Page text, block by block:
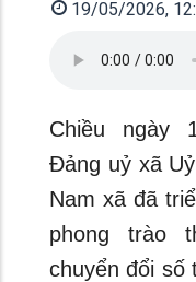
19/05/2026,
Chiều ngày
Đảng uỷ xã
Nam xã đã
phong trào
chuyển đổi số